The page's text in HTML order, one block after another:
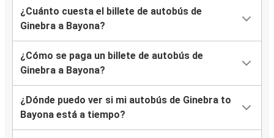
¿Cuánto cuesta el billete de autobús de
Ginebra a Bayona?
¿Cómo se paga un billete de autobús de
Ginebra a Bayona?
¿Dónde puedo ver si mi autobús de Ginebra to
Bayona está a tiempo?